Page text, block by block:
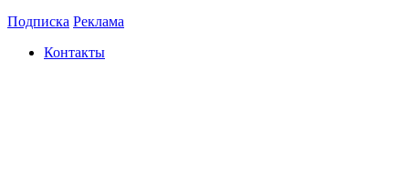
Подписка Реклама
Контакты